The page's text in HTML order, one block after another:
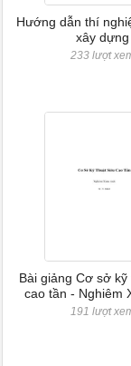
Hướng dẫn thí
xây dựng
233 lượt
Bài giảng Cơ sở kỹ
cao tần - Nghiêm
191 lượt